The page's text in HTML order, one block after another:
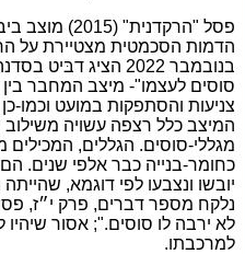
פסל "הרקדנית
" (2015)
הדמות הסכמטית מצטיירת על
בנובמבר 2022 הציג דבּיט בסדנה
סוסים לעצמו"- מיצב המחבר
צניעות והסתפקות במועט וכמו-
המיצב כלל רצפה עשויה משילוב
מגללי-סוסים. הגללים,
כחומר-בנייה כבר אלפי שנים. הם
יובשו ונצבעו לפי דוגמא,
נלקח מספר דברים, פרק י״ז,
לא ירבה לו סוסים."; אסור שיהיו
למרכבתו.